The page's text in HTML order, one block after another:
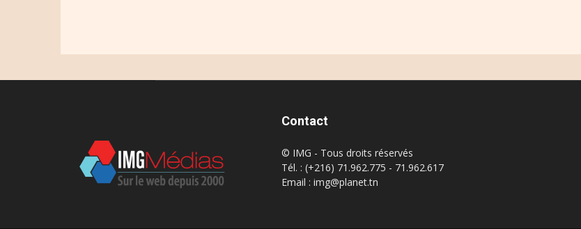
Contact
© IMG - Tous droits réservés
Tél. : (+216) 71.962.775 - 71.962.617
Email : img@planet.tn